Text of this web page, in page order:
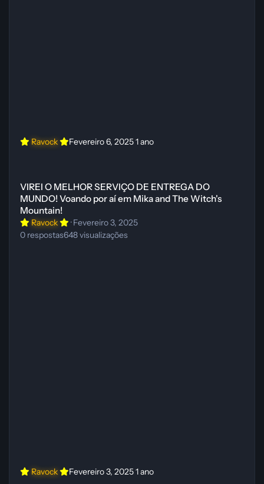
Ravock Fevereiro 6, 20251 ano
VIREI O MELHOR SERVIÇO DE ENTREGA DO
MUNDO! Voando por aí em Mika and The Witch's
Mountain!
Ravock ·Fevereiro 3, 2025
0 respostas648visualizações
Ravock Fevereiro 3, 20251 ano